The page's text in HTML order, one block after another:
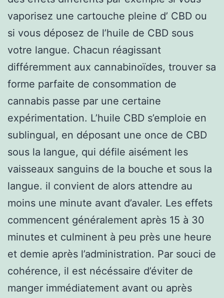
vaporisez une cartouche pleine d’ CBD ou
si vous déposez de l’huile de CBD sous
votre langue. Chacun réagissant
différemment aux cannabinoïdes, trouver sa
forme parfaite de consommation de
cannabis passe par une certaine
expérimentation. L’huile CBD s’emploie en
sublingual, en déposant une once de CBD
sous la langue, qui défile aisément les
vaisseaux sanguins de la bouche et sous la
langue. il convient de alors attendre au
moins une minute avant d’avaler. Les effets
commencent généralement après 15 à 30
minutes et culminent à peu près une heure
et demie après l’administration. Par souci de
cohérence, il est nécéssaire d’éviter de
manger immédiatement avant ou après